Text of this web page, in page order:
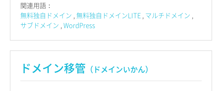
関連用語：
無料独自ドメイン 無料独自ドメインLITE マルチドメイン
サブドメイン WordPress
ドメイン移管 （ドメインいかん）